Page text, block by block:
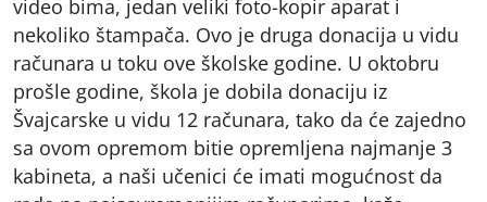
video bima, jedan veliki foto-kopir aparat i
nekoliko štampača. Ovo je druga donacija u vidu
računara u toku ove školske godine. U oktobru
prošle godine, škola je dobila donaciju iz
Švajcarske u vidu 12 računara, tako da će zajedno
sa ovom opremom bitie opremljena najmanje 3
kabineta, a naši učenici će imati mogućnost da